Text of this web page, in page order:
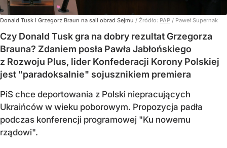
Donald Tusk i Grzegorz Braun na sali obrad Sejmu / Źródło: PAP / Paweł Supernak
Czy Donald Tusk gra na dobry rezultat Grzegorza
Brauna? Zdaniem posła Pawła Jabłońskiego
z Rozwoju Plus, lider Konfederacji Korony Polskiej
jest "paradoksalnie" sojusznikiem premiera
PiS chce deportowania z Polski niepracujących
Ukraińców w wieku poborowym. Propozycja padła
podczas konferencji programowej "Ku nowemu
rządowi".